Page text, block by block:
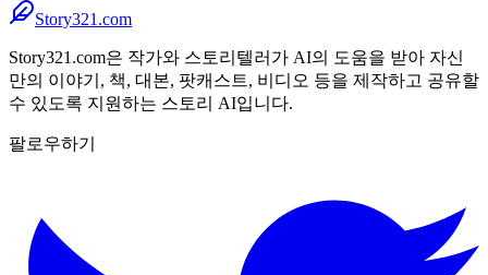
Story321.com
Story321.com은 작가와 스토리텔러가 AI의 도움을 받아 자신
만의 이야기, 책, 대본, 팟캐스트, 비디오 등을 제작하고 공유할
수 있도록 지원하는 스토리 AI입니다.
팔로우하기